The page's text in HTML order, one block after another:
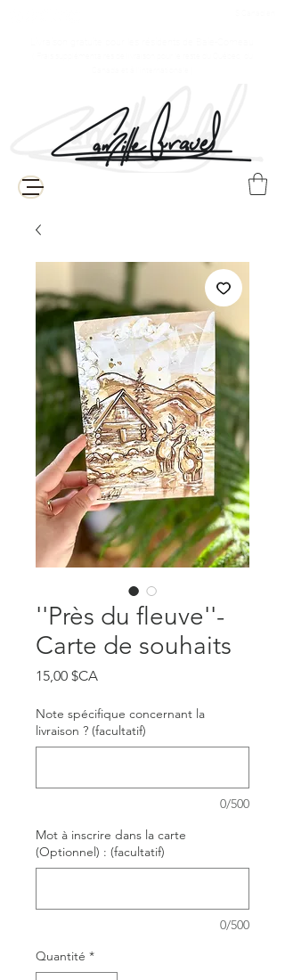
''Près du fleuve''-
Carte de souhaits
15,00 $CAPrix
Note spécifique concernant la
livraison ? (facultatif)
0/500
Mot à inscrire dans la carte
(Optionnel) : (facultatif)
0/500
Quantité *